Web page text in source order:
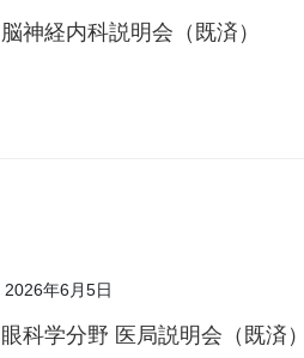
脳神経内科説明会（既済）
2026年6月5日
眼科学分野 医局説明会（既済）